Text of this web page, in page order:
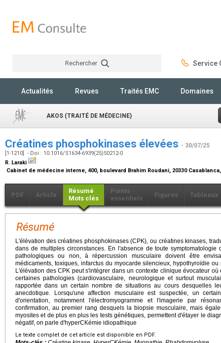
Rechercher Service
Actualités Revues Traités EMC Domaines
AKOS (TRAITÉ DE MÉDECINE)
Créatines phosphokinases élevées - 30/07/25
[1-1210] - Doi : 10.1016/S1634-6939(25)50212-0
R. Laraki
Cabinet de médecine interne, 400, boulevard Brahim Roudani, 20330
PDF Article
Résumé
Mots clés
Points
essentiels
Figures Tableaux
Résumé
L'élévation des créatines phosphokinases (CPK), ou créatines kinases,
dans de multiples circonstances. En l'absence de toute symptomatologie
pathologiques ou non, à répercussion musculaire doivent être
médicaments, toxiques, infarctus du myocarde silencieux, hypothyroïdie
L'élévation des CPK peut s'intégrer dans un contexte clinique évocateur
certaines pathologies (cardiovasculaire, neurologique et surtout
rapportée dans un certain nombre de situations au cours desquelles
anecdotique. Lorsqu'une affection musculaire est suspectée, un
d'orientation, notamment l'électromyogramme et l'imagerie par
confirmation, au premier rang desquels la biopsie musculaire, mais
myosites et de plus en plus les tests génétiques, permettent d'étayer le
négatif, on parle d'hyperCKémie idiopathique
Le texte complet de cet article est disponible en PDF.